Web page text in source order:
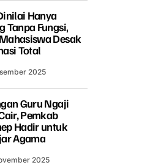
Hanya
Tanpa Fungsi,
Desak
Total
2025
Guru Ngaji
Pemkab
Hadir untuk
Agama
2025